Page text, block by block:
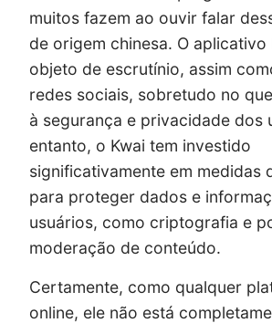
muitos fazem ao ouvir falar
de origem chinesa. O aplicativo
objeto de escrutínio, assim
redes sociais, sobretudo no
à segurança e privacidade dos
entanto, o Kwai tem investido
significativamente em medidas
para proteger dados e
usuários, como criptografia e
moderação de conteúdo.
Certamente, como qualquer
online, ele não está